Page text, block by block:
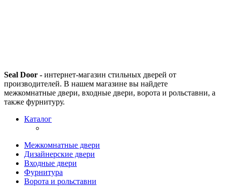
Seal Door - интернет-магазин стильных дверей от
производителей. В нашем магазине вы найдете
межкомнатные двери, входные двери, ворота и рольставни, а
также фурнитуру.
Каталог
Межкомнатные двери
Дизайнерские двери
Входные двери
Фурнитура
Ворота и рольставни